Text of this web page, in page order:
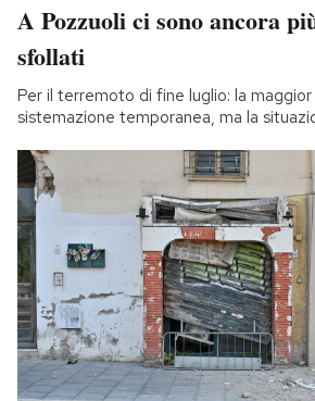
A Pozzuoli ci sono ancora
sfollati
Per il terremoto di fine luglio: la
sistemazione temporanea, ma la